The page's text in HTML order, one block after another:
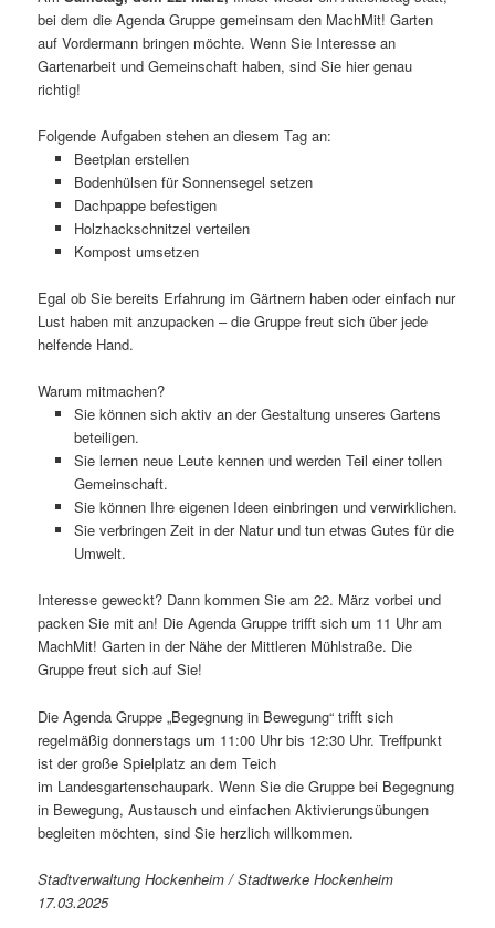
bei dem die Agenda Gruppe gemeinsam den MachMit! Garten
auf Vordermann bringen möchte. Wenn Sie Interesse an
Gartenarbeit und Gemeinschaft haben, sind Sie hier genau
richtig!
Folgende Aufgaben stehen an diesem Tag an:
Beetplan erstellen
Bodenhülsen für Sonnensegel setzen
Dachpappe befestigen
Holzhackschnitzel verteilen
Kompost umsetzen
Egal ob Sie bereits Erfahrung im Gärtnern haben oder einfach nur
Lust haben mit anzupacken – die Gruppe freut sich über jede
helfende Hand.
Warum mitmachen?
Sie können sich aktiv an der Gestaltung unseres Gartens
beteiligen.
Sie lernen neue Leute kennen und werden Teil einer tollen
Gemeinschaft.
Sie können Ihre eigenen Ideen einbringen und verwirklichen.
Sie verbringen Zeit in der Natur und tun etwas Gutes für die
Umwelt.
Interesse geweckt? Dann kommen Sie am 22. März vorbei und
packen Sie mit an! Die Agenda Gruppe trifft sich um 11 Uhr am
MachMit! Garten in der Nähe der Mittleren Mühlstraße. Die
Gruppe freut sich auf Sie!
Die Agenda Gruppe „Begegnung in Bewegung“ trifft sich
regelmäßig donnerstags um 11:00 Uhr bis 12:30 Uhr. Treffpunkt
ist der große Spielplatz an dem Teich
im Landesgartenschaupark. Wenn Sie die Gruppe bei Begegnung
in Bewegung, Austausch und einfachen Aktivierungsübungen
begleiten möchten, sind Sie herzlich willkommen.
Stadtverwaltung Hockenheim / Stadtwerke Hockenheim
17.03.2025